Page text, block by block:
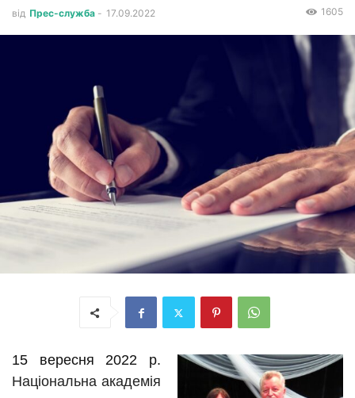
від Прес-служба - 17.09.2022 1605
15 вересня 2022 р.
Національна академія